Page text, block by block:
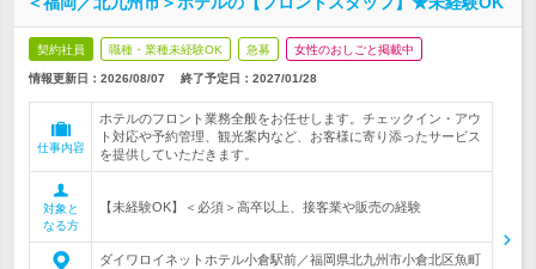
契約社員 職種・業種未経験OK 急募 女性のおしごと掲載中
情報更新日：2026/08/07 終了予定日： 2027/01/28
仕事内容
ホテルのフロント業務全般をお任せします。チェックイン・アウ
ト対応や予約管理、観光案内など、お客様に寄り添ったサービス
を提供していただきます。
対象と
なる方
【未経験OK】＜必須＞高卒以上、接客業や販売の経験
ダイワロイネットホテル小倉駅前／福岡県北九州市小倉北区魚町